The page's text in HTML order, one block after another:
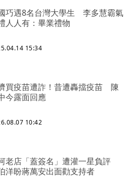
巧遇8名台灣大學生 李多慧霸氣
人人有：畢業禮物
15:34
買疫苗遭詐！昔遭轟擋疫苗 陳
今露面回應
10:42
老店「蓋簽名」遭灌一星負評
洋盼蔣萬安出面勸支持者